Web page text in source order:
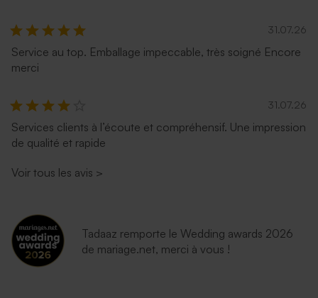
31.07.26
Service au top. Emballage impeccable, très soigné Encore
merci
31.07.26
Services clients à l’écoute et compréhensif. Une impression
de qualité et rapide
Voir tous les avis >
Tadaaz remporte le Wedding awards 2026
de mariage.net, merci à vous !